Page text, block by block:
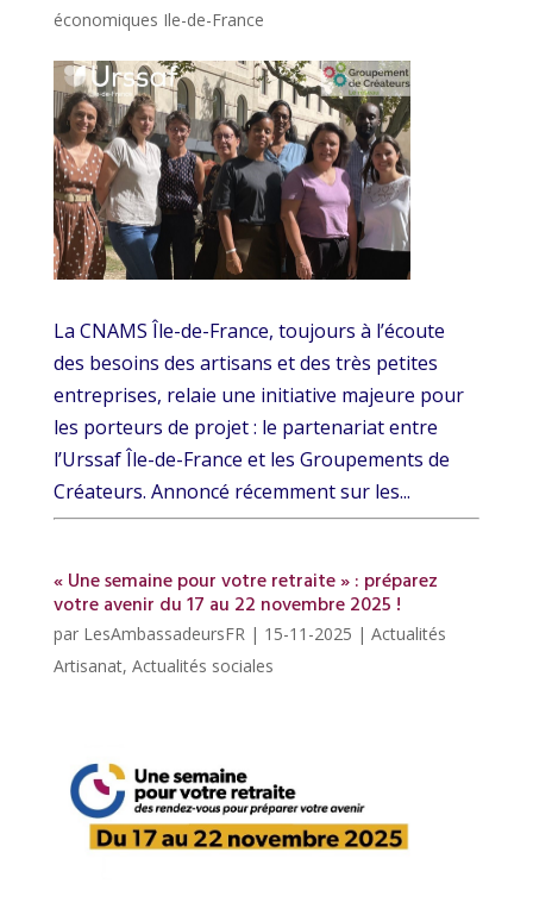
économiques Ile-de-France
La CNAMS Île-de-France, toujours à l’écoute
des besoins des artisans et des très petites
entreprises, relaie une initiative majeure pour
les porteurs de projet : le partenariat entre
l’Urssaf Île-de-France et les Groupements de
Créateurs. Annoncé récemment sur les...
« Une semaine pour votre retraite » : préparez
votre avenir du 17 au 22 novembre 2025 !
par LesAmbassadeursFR| 15-11-2025 | Actualités
Artisanat, Actualités sociales